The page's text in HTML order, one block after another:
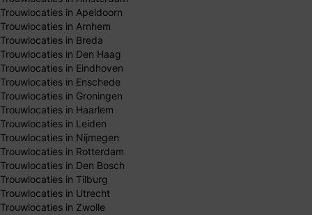
Trouwlocaties in Apeldoorn
Trouwlocaties in Arnhem
Trouwlocaties in Breda
Trouwlocaties in Den Haag
Trouwlocaties in Eindhoven
Trouwlocaties in Enschede
Trouwlocaties in Groningen
Trouwlocaties in Haarlem
Trouwlocaties in Leiden
Trouwlocaties in Nijmegen
Trouwlocaties in Rotterdam
Trouwlocaties in Den Bosch
Trouwlocaties in Tilburg
Trouwlocaties in Utrecht
Trouwlocaties in Zwolle